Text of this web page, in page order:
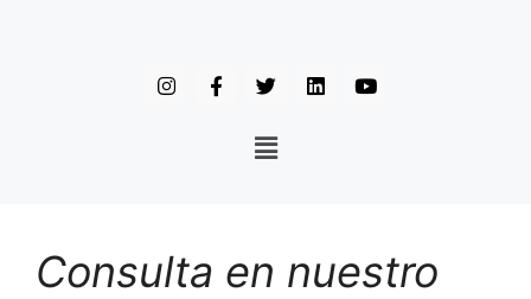
Consulta en nuestro